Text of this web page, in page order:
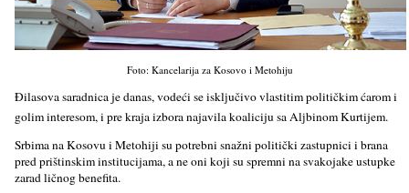
Foto: Kancelarija za Kosovo i Metohiju
Đilasova saradnica je danas, vodeći se isklјučivo vlastitim političkim ćarom i
golim interesom, i pre kraja izbora najavila koaliciju sa Alјbinom Kurtijem.
Srbima na Kosovu i Metohiji su potrebni snažni politički zastupnici i brana
pred prištinskim institucijama, a ne oni koji su spremni na svakojake ustupke
zarad ličnog benefita.